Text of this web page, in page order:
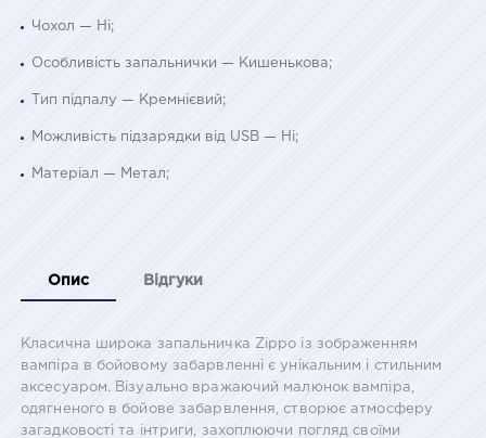
Чохол — Ні;
Особливість запальнички — Кишенькова;
Тип підпалу — Кремнієвий;
Можливість підзарядки від USB — Ні;
Матеріал — Метал;
Опис Відгуки
Класична широка запальничка Zippo із зображенням
вампіра в бойовому забарвленні є унікальним і стильним
аксесуаром. Візуально вражаючий малюнок вампіра,
одягненого в бойове забарвлення, створює атмосферу
загадковості та інтриги, захоплюючи погляд своїми